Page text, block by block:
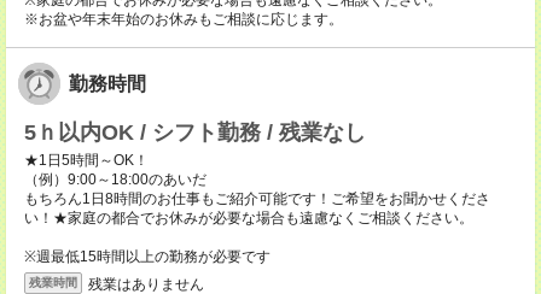
※お盆や年末年始のお休みもご相談に応じます。
勤務時間
5ｈ以内OK / シフト勤務 / 残業なし
★1日5時間～OK！
（例）9:00～18:00のあいだ
もちろん1日8時間のお仕事もご紹介可能です！ご希望をお聞かせくださ
い！★家庭の都合でお休みが必要な場合も遠慮なくご相談ください。
※週最低15時間以上の勤務が必要です
残業時間 残業はありません